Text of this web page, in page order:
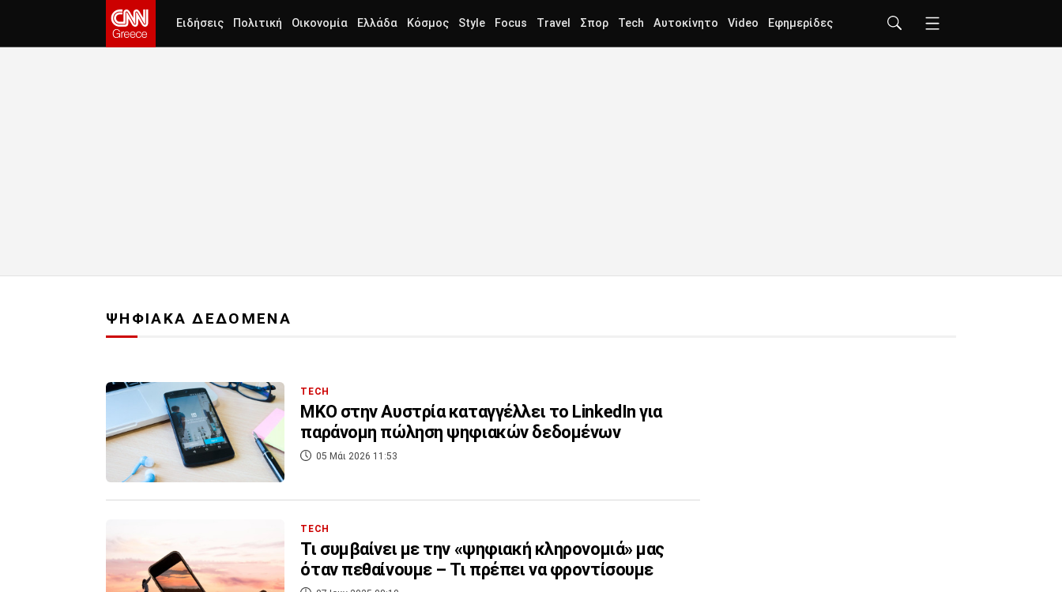
Ειδήσεις Πολιτική Οικονομία Ελλάδα Κόσμος Style Focus Travel Σπορ Tech Αυτοκίνητο Video Εφημερίδες
ΨΗΦΙΑΚΑ ΔΕΔΟΜΕΝΑ
TECH
MKO στην Αυστρία καταγγέλλει το LinkedIn για
παράνομη πώληση ψηφιακών δεδομένων
05 Μάι 2026 11:53
TECH
Τι συμβαίνει με την «ψηφιακή κληρονομιά» μας
όταν πεθαίνουμε – Τι πρέπει να φροντίσουμε